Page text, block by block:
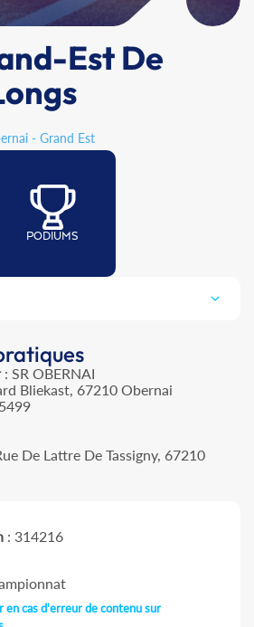
Est De
- Grand Est
PODIUMS
: SR OBERNAI
Bliekast, 67210 Obernai
De Lattre De Tassigny, 67210
: 314216
en cas d'erreur de contenu sur